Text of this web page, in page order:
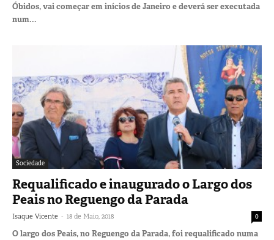
Óbidos, vai começar em inícios de Janeiro e deverá ser executada
num...
Sociedade
Requalificado e inaugurado o Largo dos
Peais no Reguengo da Parada
Isaque Vicente - 18 de Maio, 2018 0
O largo dos Peais, no Reguengo da Parada, foi requalificado numa